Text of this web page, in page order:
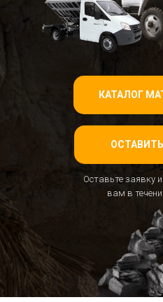
Оставьте заявку
вам в
КАТАЛОГ